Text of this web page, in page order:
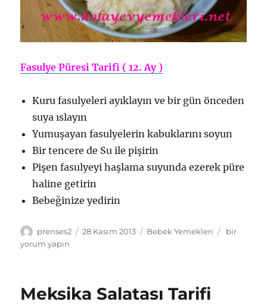
Fasulye Püresi Tarifi ( 12. Ay )
Kuru fasulyeleri ayıklayın ve bir gün önceden
suya ıslayın
Yumuşayan fasulyelerin kabuklarını soyun
Bir tencere de Su ile pişirin
Pişen fasulyeyi haşlama suyunda ezerek püre
haline getirin
Bebeğinize yedirin
Yazar
prenses2
Yayın
28 Kasım 2013 Kategoriler
Bebek Yemekleri
Fasulye
bir
yorum yapın
Meksika Salatası Tarifi